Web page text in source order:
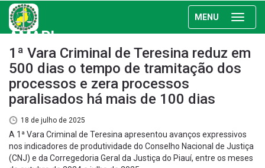
MENU
AMAPI
1ª Vara Criminal de Teresina reduz em
500 dias o tempo de tramitação dos
processos e zera processos
paralisados há mais de 100 dias
18 de julho de 2025
A 1ª Vara Criminal de Teresina apresentou avanços expressivos
nos indicadores de produtividade do Conselho Nacional de Justiça
(CNJ) e da Corregedoria Geral da Justiça do Piauí, entre os meses